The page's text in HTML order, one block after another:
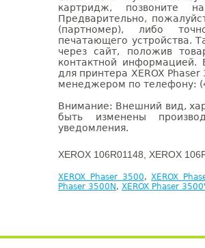
картридж, позвоните
Предварительно,
(партномер), либо
печатающего устройства.
через сайт, положив
контактной информацией.
для принтера XEROX
менеджером по телефону:
Внимание: Внешний вид,
быть изменены
уведомления.
XEROX 106R01148, XEROX
XEROX Phaser 3500,XEROX
Phaser 3500N , XEROX Phaser